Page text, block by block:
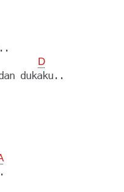
D
dukaku..